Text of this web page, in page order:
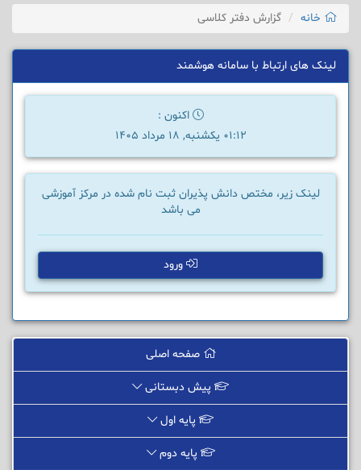
خانه گزارش دفتر کلاسی
لینک های ارتباط با سامانه هوشمند
اکنون :
01:12 یکشنبه, 18 مرداد 1405
لینک زیر، مختص دانش پذیران ثبت نام شده در مرکز آموزشی
می باشد
ورود
صفحه اصلی
پیش دبستانی
پایه اول
پایه دوم